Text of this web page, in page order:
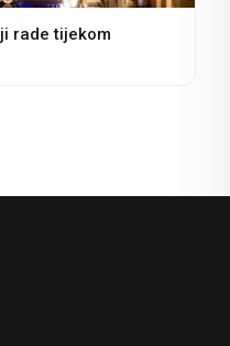
rade tijekom